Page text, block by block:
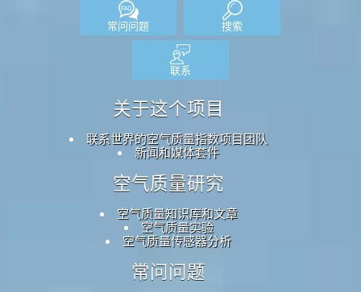
常问问题 搜索
联系
关于这个项目
联系世界的空气质量指数项目团队
新闻和媒体套件
空气质量研究
空气质量知识库和文章
空气质量实验
空气质量传感器分析
常问问题